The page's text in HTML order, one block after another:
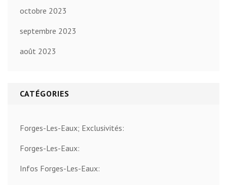
octobre 2023
septembre 2023
août 2023
CATÉGORIES
Forges-Les-Eaux; Exclusivités:
Forges-Les-Eaux:
Infos Forges-Les-Eaux: